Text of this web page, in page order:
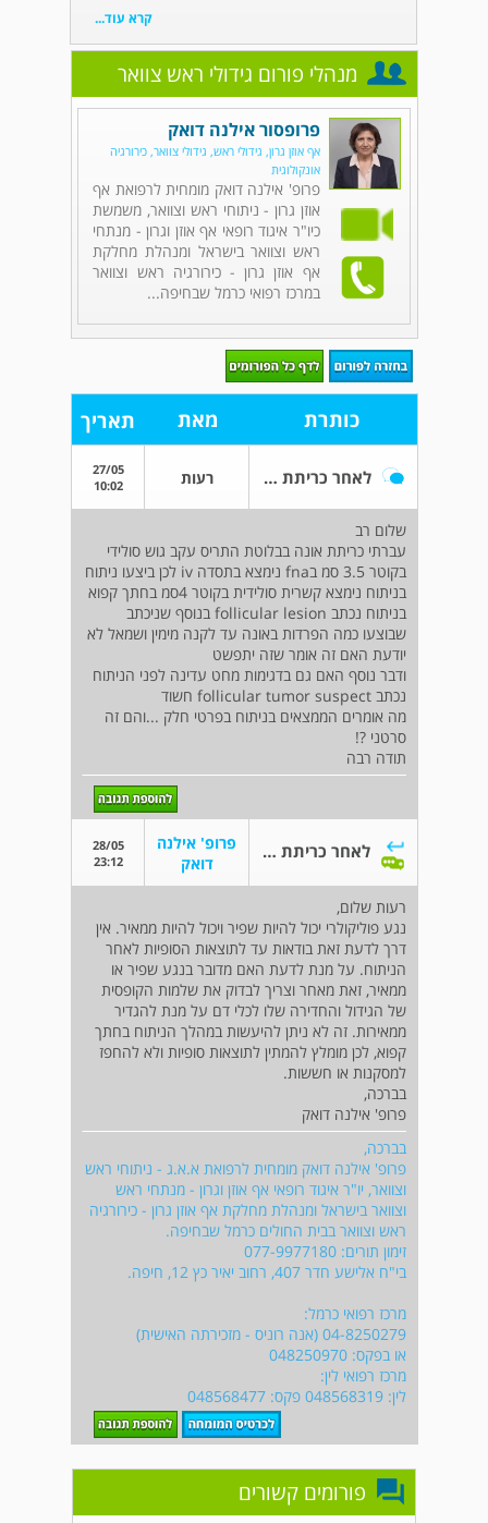
קרא עוד...
מנהלי פורום גידולי ראש צוואר
פרופסור אילנה דואק
אף אוזן גרון, גידולי ראש, גידולי צוואר, כירורגיה
אונקולוגית
פרופ' אילנה דואק מומחית לרפואת אף
אוזן גרון - ניתוחי ראש וצוואר, משמשת
כיו"ר איגוד רופאי אף אוזן וגרון - מנתחי
ראש וצוואר בישראל ומנהלת מחלקת
אף אוזן גרון - כירורגיה ראש וצוואר
במרכז רפואי כרמל שבחיפה...
כותרת מאת תאריך
לאחר כריתת אונה בבלוטת התריס רעות
27/05
10:02
שלום רב
עברתי כריתת אונה בבלוטת התריס עקב גוש סולידי
בקוטר 3.5 סמ בfna נימצא בתסדה iv לכן ביצעו ניתוח
בניתוח נימצא קשרית סולידית בקוטר 4סמ בחתך קפוא
בניתוח נכתב follicular lesion בנוסף שניכתב
שבוצעו כמה הפרדות באונה עד לקנה מימין ושמאל לא
יודעת האם זה אומר שזה יתפשט
ודבר נוסף האם גם בדגימות מחט עדינה לפני הניתוח
נכתב follicular tumor suspect חשוד
מה אומרים הממצאים בניתוח בפרטי חלק ...והם זה
סרטני ?!
תודה רבה
לאחר כריתת אונה בבלוטת התריס
פרופ' אילנה
דואק
28/05
23:12
רעות שלום,
נגע פוליקולרי יכול להיות שפיר ויכול להיות ממאיר. אין
דרך לדעת זאת בודאות עד לתוצאות הסופיות לאחר
הניתוח. על מנת לדעת האם מדובר בנגע שפיר או
ממאיר, זאת מאחר וצריך לבדוק את שלמות הקופסית
של הגידול והחדירה שלו לכלי דם על מנת להגדיר
ממאירות. זה לא ניתן להיעשות במהלך הניתוח בחתך
קפוא, לכן מומלץ להמתין לתוצאות סופיות ולא להחפז
למסקנות או חששות.
בברכה,
פרופ' אילנה דואק
בברכה,
פרופ' אילנה דואק מומחית לרפואת א.א.ג - ניתוחי ראש
וצוואר, יו"ר איגוד רופאי אף אוזן וגרון - מנתחי ראש
וצוואר בישראל ומנהלת מחלקת אף אוזן גרון - כירורגיה
ראש וצוואר בבית החולים כרמל שבחיפה.
זימון תורים: 077-9977180
בי"ח אלישע חדר 407, רחוב יאיר כץ 12, חיפה.
מרכז רפואי כרמל:
04-8250279 (אנה רוניס - מזכירתה האישית)
או בפקס: 048250970
מרכז רפואי לין:
לין: 048568319 פקס: 048568477
פורומים קשורים